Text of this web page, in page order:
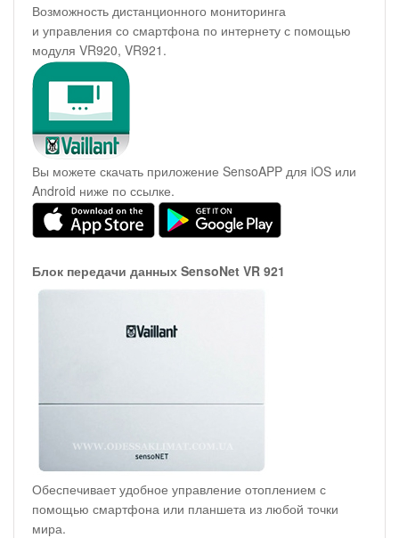
Возможность дистанционного мониторинга
и управления со смартфона по интернету с помощью
модуля VR920, VR921.
Вы можете скачать приложение SensoAPP для iOS или
Android ниже по ссылке.
Блок передачи данных SensoNet VR 921
Обеспечивает удобное управление отоплением с
помощью смартфона или планшета из любой точки
мира.